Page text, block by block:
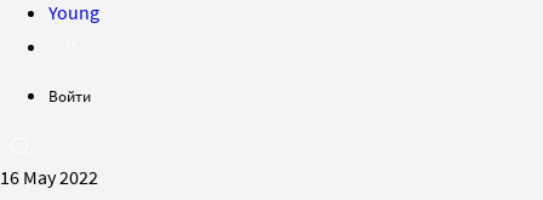
Young
Войти
16 May 2022